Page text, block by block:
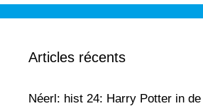
Articles récents
Néerl: hist 24: Harry Potter in